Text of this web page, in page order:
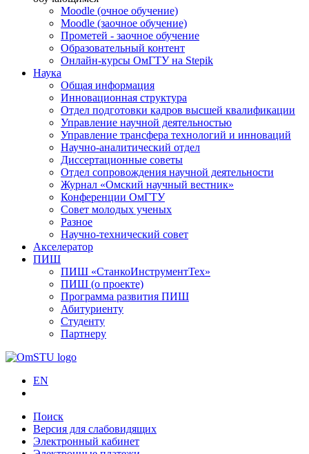
Moodle (очное обучение)
Moodle (заочное обучение)
Прометей - заочное обучение
Образовательный контент
Онлайн-курсы ОмГТУ на Stepik
Наука
Общая информация
Инновационная структура
Отдел подготовки кадров высшей квалификации
Управление научной деятельностью
Управление трансфера технологий и инноваций
Научно-аналитический отдел
Диссертационные советы
Отдел сопровождения научной деятельности
Журнал «Омский научный вестник»
Конференции ОмГТУ
Совет молодых ученых
Разное
Научно-технический совет
Акселератор
ПИШ
ПИШ «СтанкоИнструментТех»
ПИШ (о проекте)
Программа развития ПИШ
Абитуриенту
Студенту
Партнеру
EN
Поиск
Версия для слабовидящих
Электронный кабинет